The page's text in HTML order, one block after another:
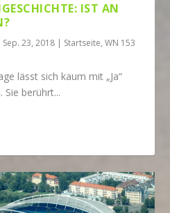
IST AN
Sep. 23, 2018 | Startseite,WN 153
lässt sich kaum mit „Ja“
Sie berührt...